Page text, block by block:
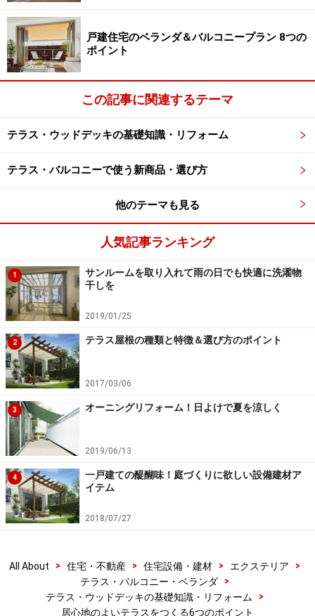
光をとりいれる屋根を設けて、くつろぎのスペースに。外壁
工事が不要な独立型なので、外壁を傷つけずに設置すること
が可能。［独立テラス屋根 エフルージュグラン ZERO 標準柱
フラット型 H2 Z9 トーメイマット］ YKK AP
テラスを設置した例として多くみられるのは、リビング
ルームの延長として、掃き出し窓を介して設けるプラ
ることが可能ですし、お茶を飲んだり食事をしたり、お
客様を招いてのホームパーティなどでも使い勝手がいい
ものです。
テラスへの出入り口である窓サッシは、折れ戸や引き込
リビングと一体化した空間となり活用度も高まるでしょ
う。また、最近では、室内外で使用できる床タイルなど
も充実してきています。リビングの一部にタイルを取り
入れテラスまで同じ素材とすれば、一体感も生まれるで
しょう。
Point4 周辺環境に配慮して、プライバシ
ーの確保に工夫したい
ゾーニングや動線を検討すると同時に、プライバシーの
確保も重要なポイントです。せっかくテラスを設けて
も、道行く人や隣家が気になってはくつろぐことはでき
ません。敷地内だけでなく、敷地の外からのテラスの見
え方にも注意することが大切です。
できるスクリーン商品もみられますし、柱（フレーム）
やルーフなどを組み合わせ、アウトドア空間を自由にプ
ランニングできる商品もあります。テラスといった単体
戸建住宅のベランダ＆バルコニープラン 8つの
ポイント
この記事に関連するテーマ
テラス・ウッドデッキの基礎知識・リフォーム
テラス・バルコニーで使う新商品・選び方
他のテーマも見る
人気記事ランキング
1
サンルームを取り入れて雨の日でも快適に洗濯物
干しを
2019/01/25
2 テラス屋根の種類と特徴＆選び方のポイント
2017/03/06
3 オーニングリフォーム！日よけで夏を涼しく
2019/06/13
4
一戸建ての醍醐味！庭づくりに欲しい設備建材ア
イテム
2018/07/27
All About > 住宅・不動産 > 住宅設備・建材 > エクステリア
>
テラス・バルコニー・ベランダ
>
テラス・ウッドデッキの基礎知識・リフォーム
>
居心地のよいテラスをつくる6つのポイント